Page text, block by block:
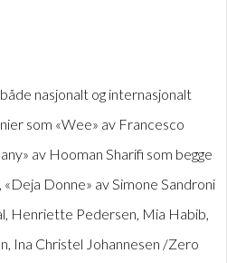
nasjonalt og internasjonalt
som «Wee» av Francesco
av Hooman Sharifi som begge
Donne» av Simone Sandroni
Henriette Pedersen, Mia Habib,
Ina Christel Johannesen /Zero